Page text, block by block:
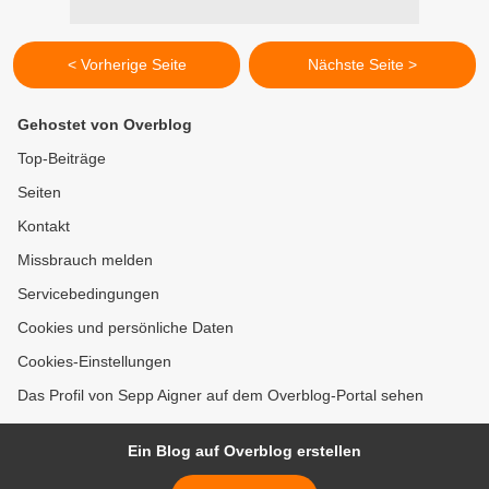
< Vorherige Seite Nächste Seite >
Gehostet von Overblog
Top-Beiträge
Seiten
Kontakt
Missbrauch melden
Servicebedingungen
Cookies und persönliche Daten
Cookies-Einstellungen
Das Profil von Sepp Aigner auf dem Overblog-Portal sehen
Ein Blog auf Overblog erstellen